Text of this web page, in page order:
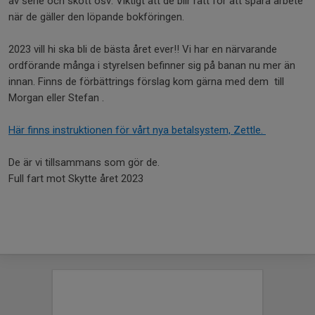
när de gäller den löpande bokföringen.
2023 vill hi ska bli de bästa året ever!! Vi har en närvarande
ordförande många i styrelsen befinner sig på banan nu mer än
innan. Finns de förbättrings förslag kom gärna med dem till
Morgan eller Stefan .
Här finns instruktionen för vårt nya betalsystem, Zettle.
De är vi tillsammans som gör de.
Full fart mot Skytte året 2023